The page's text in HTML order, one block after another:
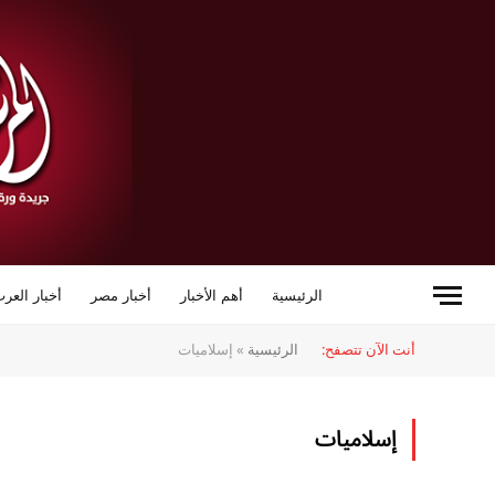
الرئيسية أهم الأخبار أخبار مصر أخبار
أنت الآن تتصفح: الرئيسية»إسلاميات
إسلاميات